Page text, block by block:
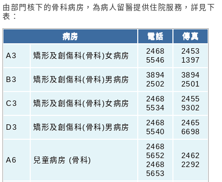
由部門核下的骨科病房，為病人留醫提供住院服務，詳見下
表：
病房 電話 傳真
A3 矯形及創傷科(骨科)女病房
2468
5546
2453
1397
B3 矯形及創傷科(骨科)男病房
3894
2502
3894
2501
C3 矯形及創傷科(骨科)女病房
2468
5534
2455
9302
D3 矯形及創傷科(骨科)男病房
2468
5540
2465
6698
A6 兒童病房 (骨科)
2468
5652
2468
5653
2462
2292